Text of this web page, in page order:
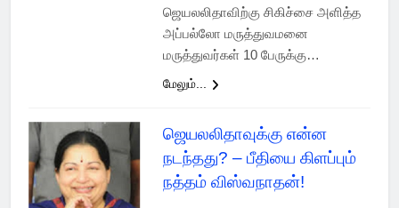
ஜெயலலிதாவிற்கு சிகிச்சை அளித்த
அப்பல்லோ மருத்துவமனை
மருத்துவர்கள் 10 பேருக்கு…
மேலும்...
ஜெயலலிதாவுக்கு என்ன
நடந்தது? – பீதியை கிளப்பும்
நத்தம் விஸ்வநாதன்!